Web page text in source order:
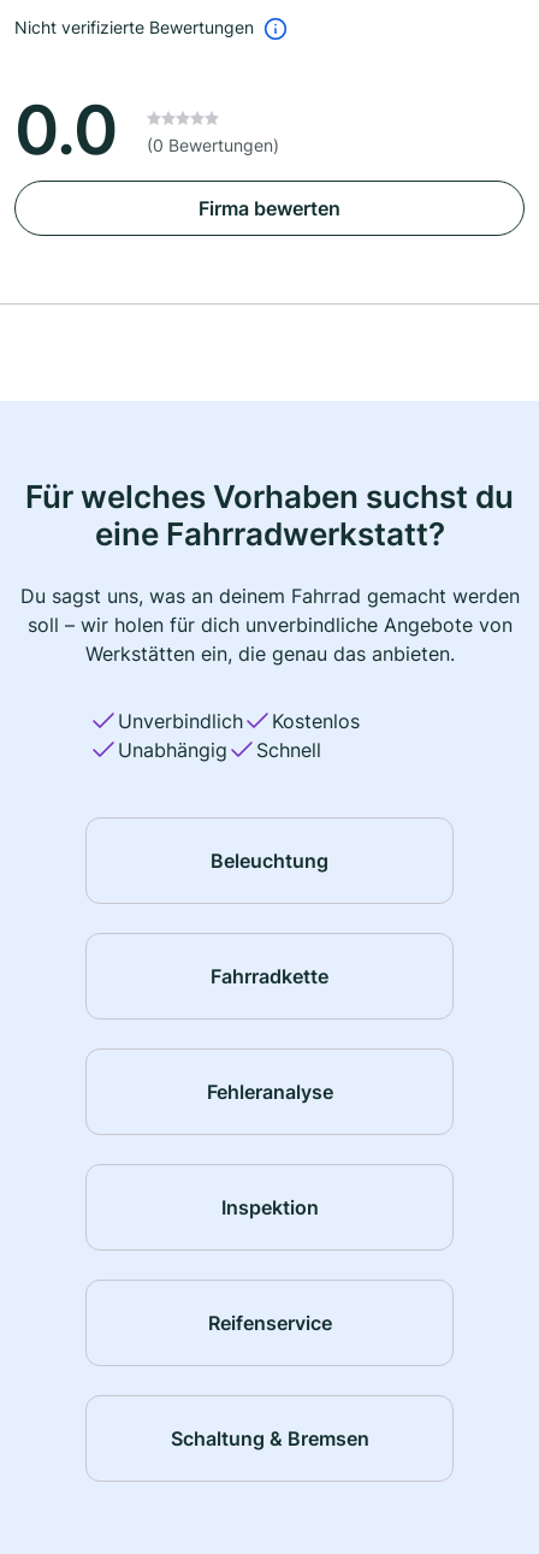
Nicht verifizierte Bewertungen
0.0 (0 Bewertungen)
Firma bewerten
Für welches Vorhaben suchst du
eine Fahrradwerkstatt?
Du sagst uns, was an deinem Fahrrad gemacht werden
soll – wir holen für dich unverbindliche Angebote von
Werkstätten ein, die genau das anbieten.
Unverbindlich
Kostenlos
Unabhängig
Schnell
Beleuchtung
Fahrradkette
Fehleranalyse
Inspektion
Reifenservice
Schaltung & Bremsen